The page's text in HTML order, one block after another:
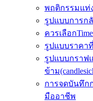
พฤติกรรมแท่ง
รูปแบบการก
ควรเลือก
รูปแบบราคาที่
รูปแบบกราฟ
ข้าม
การจดบันทึก
มืออาชีพ